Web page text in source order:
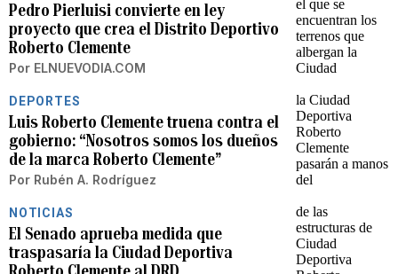
Pedro Pierluisi convierte en ley
proyecto que crea el Distrito Deportivo
Roberto Clemente
Por ELNUEVODIA.COM
DEPORTES
Luis Roberto Clemente truena contra el
gobierno: “Nosotros somos los dueños
de la marca Roberto Clemente”
Por Rubén A. Rodríguez
NOTICIAS
El Senado aprueba medida que
traspasaría la Ciudad Deportiva